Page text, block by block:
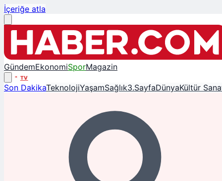
İçeriğe atla
GündemEkonomiSporMagazin
TV
Son DakikaTeknolojiYaşamSağlık3.SayfaDünyaKültür